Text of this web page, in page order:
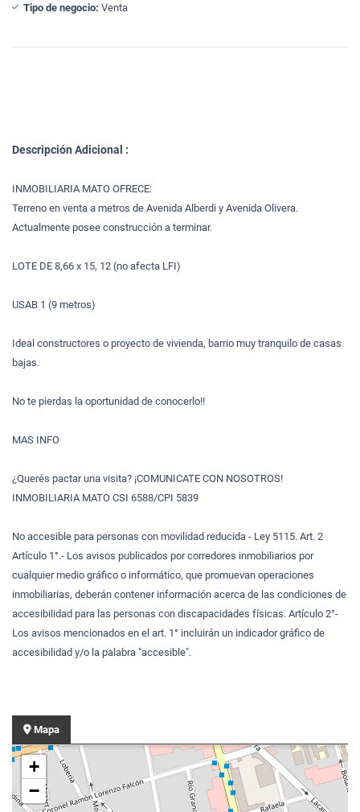
Tipo de negocio: Venta
Descripción Adicional :
INMOBILIARIA MATO OFRECE:
Terreno en venta a metros de Avenida Alberdi y Avenida Olivera.
Actualmente posee construcción a terminar.
LOTE DE 8,66 x 15, 12 (no afecta LFI)
USAB 1 (9 metros)
Ideal constructores o proyecto de vivienda, barrio muy tranquilo de casas
bajas.
No te pierdas la oportunidad de conocerlo!!
MAS INFO
¿Querés pactar una visita? ¡COMUNICATE CON NOSOTROS!
INMOBILIARIA MATO CSI 6588/CPI 5839
No accesible para personas con movilidad reducida - Ley 5115. Art. 2
Artículo 1°.- Los avisos publicados por corredores inmobiliarios por
cualquier medio gráfico o informático, que promuevan operaciones
inmobiliarias, deberán contener información acerca de las condiciones de
accesibilidad para las personas con discapacidades físicas. Artículo 2°-
Los avisos mencionados en el art. 1° incluirán un indicador gráfico de
accesibilidad y/o la palabra "accesible".
Mapa
+
−